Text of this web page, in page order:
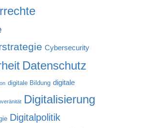
Cybersecurity
Datenschutz
digitale Bildung digitale
Digitalisierung
Digitalpolitik